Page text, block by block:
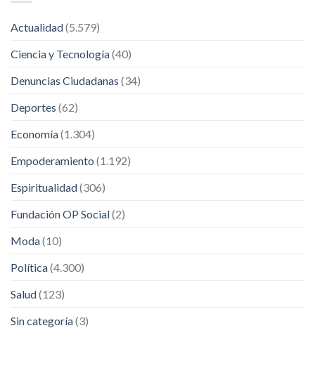
Actualidad(5.579)
Ciencia y Tecnología(40)
Denuncias Ciudadanas (34)
Deportes (62)
Economía(1.304)
Empoderamiento (1.192)
Espiritualidad(306)
Fundación OP Social(2)
Moda(10)
Política(4.300)
Salud(123)
Sin categoría(3)